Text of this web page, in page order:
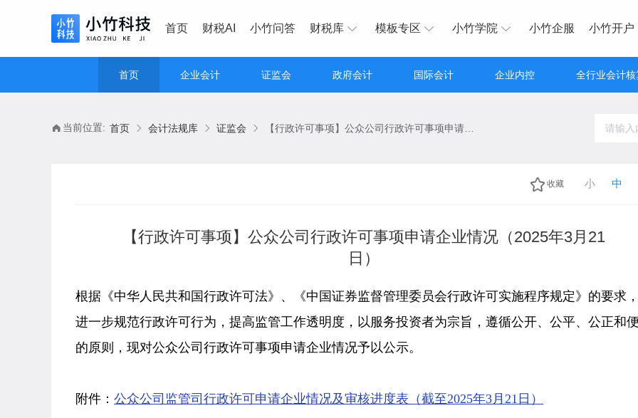
首页 财税AI 小竹问答 财税库 模板专区 小竹学院 小竹企服 小竹开户
首页 企业会计 证监会 政府会计 国际会计 企业内控 全行业会计核
当前位置: 首页 会计法规库 证监会
收藏 小 中
【行政许可事项】公众公司行政许可事项申请企业情况（2025年3月21
日）
根据《中华人民共和国行政许可法》、《中国证券监督管理委员会行政许可实施程序规定》的要求
进一步规范行政许可行为，提高监管工作透明度，以服务投资者为宗旨，遵循公开、公平、公正和
的原则，现对公众公司行政许可事项申请企业情况予以公示。
附件： 公众公司监管司行政许可申请企业情况及审核进度表（截至2025年3月21日）